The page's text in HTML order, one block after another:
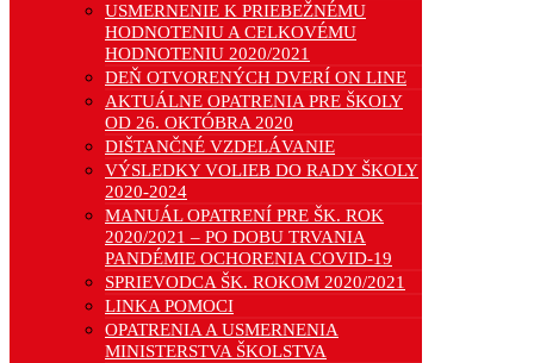
USMERNENIE K PRIEBEŽNÉMU
HODNOTENIU A CELKOVÉMU
HODNOTENIU 2020/2021
DEŇ OTVORENÝCH DVERÍ ON LINE
AKTUÁLNE OPATRENIA PRE ŠKOLY
OD 26. OKTÓBRA 2020
DIŠTANČNÉ VZDELÁVANIE
VÝSLEDKY VOLIEB DO RADY ŠKOLY
2020-2024
MANUÁL OPATRENÍ PRE ŠK. ROK
2020/2021 – PO DOBU TRVANIA
PANDÉMIE OCHORENIA COVID-19
SPRIEVODCA ŠK. ROKOM 2020/2021
LINKA POMOCI
OPATRENIA A USMERNENIA
MINISTERSTVA ŠKOLSTVA